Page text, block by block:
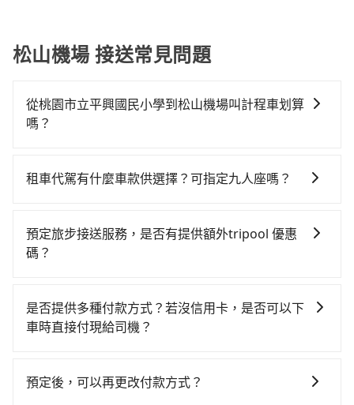
松山機場 接送常見問題
從桃園市立平興國民小學到松山機場叫計程車划算
嗎？
灣大車隊、Uber、Line Taxi、Yoxi等，如果在路邊攔不
錶計算，價格約為1,235~1,500元間，若改選tripool的
專車服務可再更便宜。綜合以上，無論在價格或服務品
租車代駕有什麼車款供選擇？可指定九人座嗎？
型車為主，車款品牌以豐田Toyota、福特Ford、福斯
VW為主，其中也有少量進口車像凌志Lexus、特斯拉
特殊需求或人數較多，需要大T保母車、20人座中巴、
40人座大巴或遊覽車，可特別填單並另外報價。
預定旅步接送服務，是否有提供額外tripool 優惠
碼？
折優惠，只需在預定去程時勾選下方選項：「預定來
回，價錢更優惠」，即可獲取回程95折折價券，供您預
是否提供多種付款方式？若沒信用卡，是否可以下
車時直接付現給司機？
(VISA/MasterCard/JCB)、簽帳卡 (金融信用卡) 和
預定後，可以再更改付款方式？